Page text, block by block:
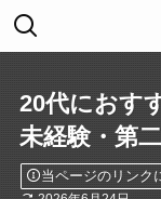
20代におす
未経験・第
当ページのリンク